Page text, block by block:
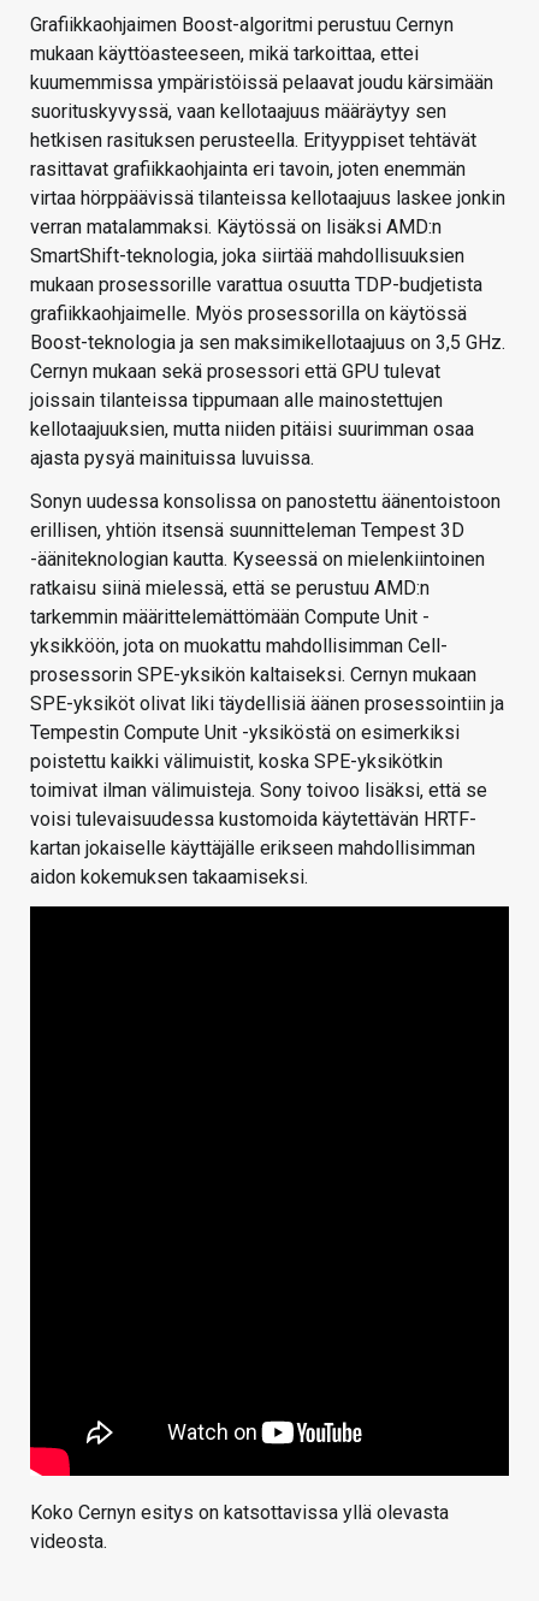
Grafiikkaohjaimen Boost-algoritmi perustuu Cernyn
mukaan käyttöasteeseen, mikä tarkoittaa, ettei
kuumemmissa ympäristöissä pelaavat joudu kärsimään
suorituskyvyssä, vaan kellotaajuus määräytyy sen
hetkisen rasituksen perusteella. Erityyppiset tehtävät
rasittavat grafiikkaohjainta eri tavoin, joten enemmän
virtaa hörppäävissä tilanteissa kellotaajuus laskee jonkin
verran matalammaksi. Käytössä on lisäksi AMD:n
SmartShift-teknologia, joka siirtää mahdollisuuksien
mukaan prosessorille varattua osuutta TDP-budjetista
grafiikkaohjaimelle. Myös prosessorilla on käytössä
Boost-teknologia ja sen maksimikellotaajuus on 3,5 GHz.
Cernyn mukaan sekä prosessori että GPU tulevat
joissain tilanteissa tippumaan alle mainostettujen
kellotaajuuksien, mutta niiden pitäisi suurimman osaa
ajasta pysyä mainituissa luvuissa.
Sonyn uudessa konsolissa on panostettu äänentoistoon
erillisen, yhtiön itsensä suunnitteleman Tempest 3D
-ääniteknologian kautta. Kyseessä on mielenkiintoinen
ratkaisu siinä mielessä, että se perustuu AMD:n
tarkemmin määrittelemättömään Compute Unit -
yksikköön, jota on muokattu mahdollisimman Cell-
prosessorin SPE-yksikön kaltaiseksi. Cernyn mukaan
SPE-yksiköt olivat liki täydellisiä äänen prosessointiin ja
Tempestin Compute Unit -yksiköstä on esimerkiksi
poistettu kaikki välimuistit, koska SPE-yksikötkin
toimivat ilman välimuisteja. Sony toivoo lisäksi, että se
voisi tulevaisuudessa kustomoida käytettävän HRTF-
kartan jokaiselle käyttäjälle erikseen mahdollisimman
aidon kokemuksen takaamiseksi.
Koko Cernyn esitys on katsottavissa yllä olevasta
videosta.